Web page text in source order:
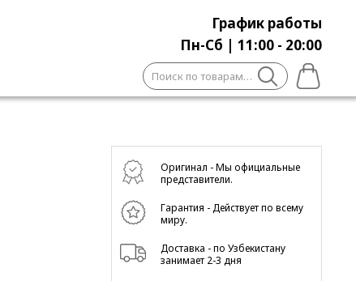
График работы
Пн-Сб | 11:00 - 20:00
Искать:
Оригинал - Мы официальные
представители.
Гарантия - Действует по всему
миру.
Доставка - по Узбекистану
занимает 2-3 дня